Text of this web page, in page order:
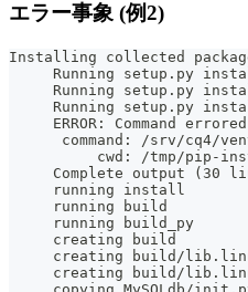
エラー事象 (例2)
Installing collected
Running setup.py
Running setup.py
Running setup.py
ERROR: Command
command: /srv/cq4/
cwd: /tmp/pip-
Complete output (30
     running install
     running build
     running build_py
     creating build
creating build/
creating build/